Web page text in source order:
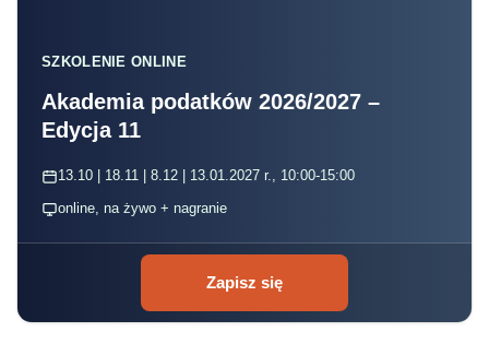
SZKOLENIE ONLINE
Akademia podatków 2026/2027 –
Edycja 11
13.10 | 18.11 | 8.12 | 13.01.2027 r., 10:00-15:00
online, na żywo + nagranie
Zapisz się